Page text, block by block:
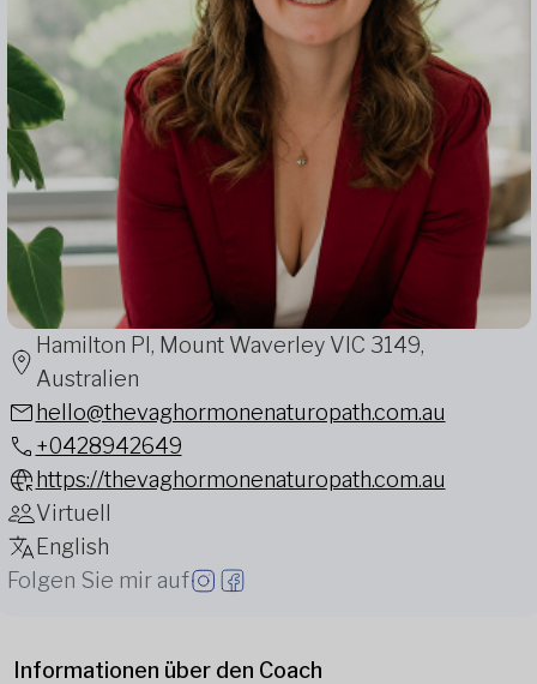
Hamilton Pl, Mount Waverley VIC 3149,
Australien
hello@thevaghormonenaturopath.com.au
+0428942649
https://thevaghormonenaturopath.com.au
Virtuell
English
Folgen Sie mir auf
Informationen über den Coach